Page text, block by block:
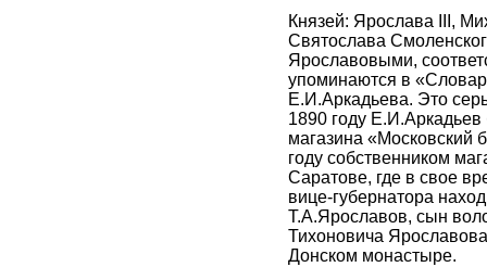
Князей: Ярослава III,
Святослава
Ярославовыми,
упоминаются в
Е.И.Аркадьева. Это
1890 году
магазина «Московский
году собственником
Саратове, где в свое
вице-губернатора
Т.А.Ярославов, сын
Тихоновича
Донском монастыре.